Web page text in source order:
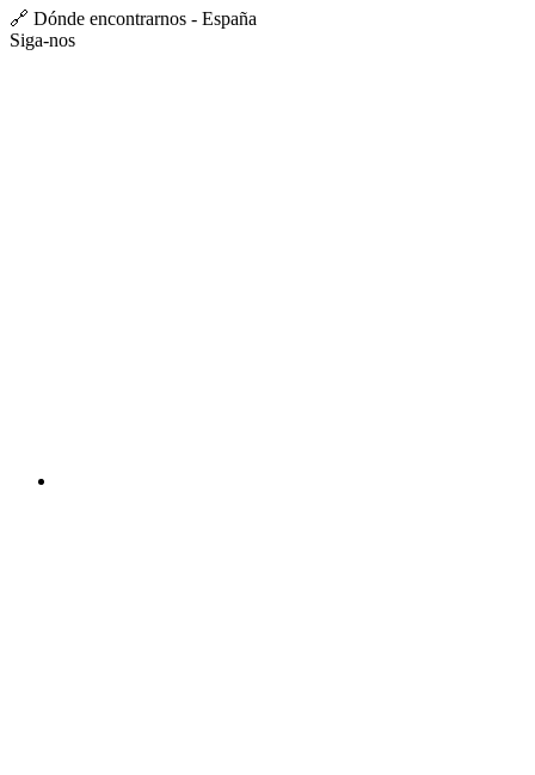
🔗 Dónde encontrarnos - España
Siga-nos